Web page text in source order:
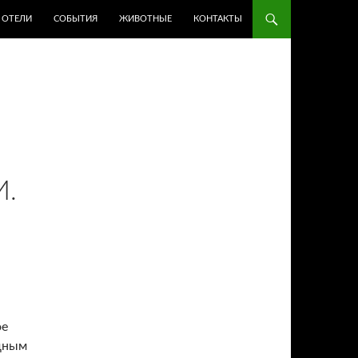
ОТЕЛИ СОБЫТИЯ ЖИВОТНЫЕ КОНТАКТЫ